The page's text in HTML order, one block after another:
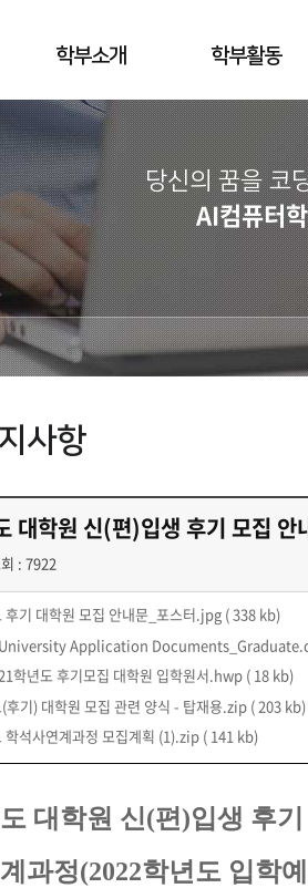
학부소개 학부활동
당신의 꿈을 코
AI컴퓨터
사항
대학원 신(편)입생 후기 모집
: 7922
후기 대학원 모집 안내문_포스터.jpg ( 338 kb)
Application
학년도 후기모집 대학원 입학원서.hwp ( 18 kb)
후기) 대학원 모집 관련 양식 - 탑재용.zip ( 203 kb)
학석사연계과정 모집계획 (1).zip ( 141 kb)
대학원 신(편)입생 후
과정(2022학년도 입학